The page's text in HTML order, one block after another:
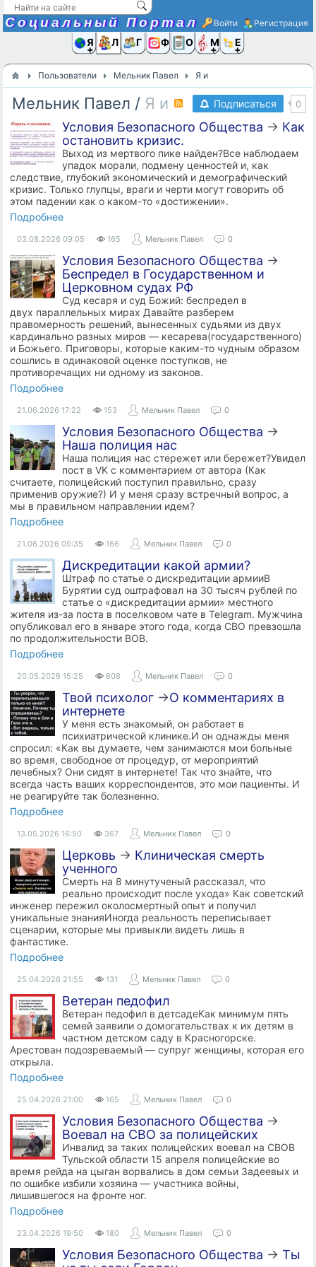
Социальный Портал Войти Регистрация
Я иЛюди
Группы
Фото Ещё
Пользователи Мельник Павел Я и
Подписаться 0
Мельник Павел / Я и RSS
Условия Безопасного Общества → Как
остановить кризис.
Выход из мертвого пике найден?Все наблюдаем
упадок морали, подмену ценностей и, как
следствие, глубокий экономический и демографический
кризис. Только глупцы, враги и черти могут говорить об
этом падении как о каком-то «достижении».
Подробнее
03.08.2026 09:05 165 Мельник Павел 0
Условия Безопасного Общества →
Беспредел в Государственном и
Церковном судах РФ
Суд кесаря и суд Божий: беспредел в
двух параллельных мирах Давайте разберем
правомерность решений, вынесенных судьями из двух
кардинально разных миров — кесарева(государственного)
и Божьего. Приговоры, которые каким-то чудным образом
сошлись в одинаковой оценке поступков, не
противоречащих ни одному из законов.
Подробнее
21.06.2026 17:22 153 Мельник Павел 0
Условия Безопасного Общества →
Наша полиция нас
Наша полиция нас стережет или бережет?Увидел
пост в VK с комментарием от автора (Как
считаете, полицейский поступил правильно, сразу
применив оружие?) И у меня сразу встречный вопрос, а
мы в правильном направлении идем?
Подробнее
21.06.2026 09:35 166 Мельник Павел 0
Дискредитации какой армии?
Штраф по статье о дискредитации армииВ
Бурятии суд оштрафовал на 30 тысяч рублей по
статье о «дискредитации армии» местного
жителя из-за поста в поселковом чате в Telegram. Мужчина
опубликовал его в январе этого года, когда СВО превзошла
по продолжительности ВОВ.
Подробнее
20.05.2026 15:25 808 Мельник Павел 0
Твой психолог →​О комментариях в
интернете
У меня есть знакомый, он работает в
психиатрической клинике.И он однажды меня
спросил: «Как вы думаете, чем занимаются мои больные
во время, свободное от процедур, от мероприятий
лечебных? Они сидят в интернете! Так что знайте, что
всегда часть ваших корреспондентов, это мои пациенты. И
не реагируйте так болезненно.
Подробнее
13.05.2026 16:50 367 Мельник Павел 0
Церковь → Клиническая смерть
ученного
Смерть на 8 минутученый рассказал, что
реально происходит после ухода» Как советский
инженер пережил околосмертный опыт и получил
уникальные знанияИногда реальность переписывает
сценарии, которые мы привыкли видеть лишь в
фантастике.
Подробнее
25.04.2026 21:55 131 Мельник Павел 0
Ветеран педофил
Ветеран педофил в детсадеКак минимум пять
семей заявили о домогательствах к их детям в
частном детском саду в Красногорске.
Арестован подозреваемый — супруг женщины, которая его
открыла.
Подробнее
25.04.2026 21:00 165 Мельник Павел 0
Условия Безопасного Общества →
Воевал на СВО за полицейских
Инвалид за таких полицейских воевал на СВОВ
Тульской области 15 апреля полицейские во
время рейда на цыган ворвались в дом семьи Задеевых и
по ошибке избили хозяина — участника войны,
лишившегося на фронте ног.
Подробнее
23.04.2026 19:50 180 Мельник Павел 0
Условия Безопасного Общества →Ты